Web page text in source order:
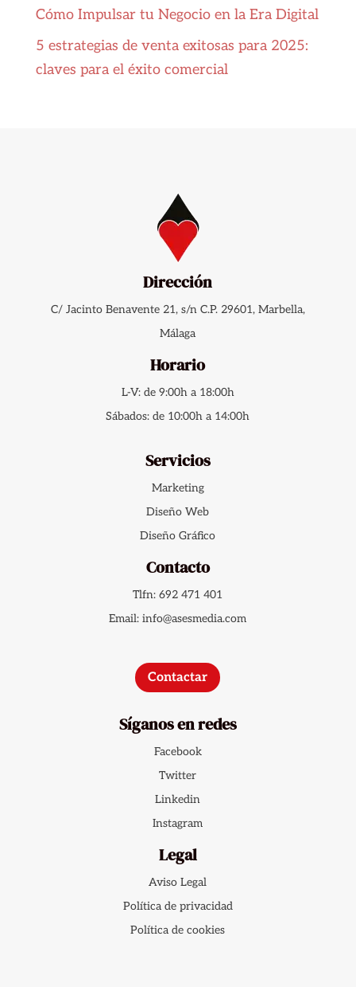
Cómo Impulsar tu Negocio en la Era Digital
5 estrategias de venta exitosas para 2025:
claves para el éxito comercial
Dirección
C/ Jacinto Benavente 21, s/n C.P. 29601, Marbella,
Málaga
Horario
L-V: de 9:00h a 18:00h
Sábados: de 10:00h a 14:00h
Servicios
Marketing
Diseño Web
Diseño Gráfico
Contacto
Tlfn: 692 471 401
Email: info@asesmedia.com
Contactar
Síganos en redes
Facebook
Twitter
Linkedin
Instagram
Legal
Aviso Legal
Política de privacidad
Política de cookies